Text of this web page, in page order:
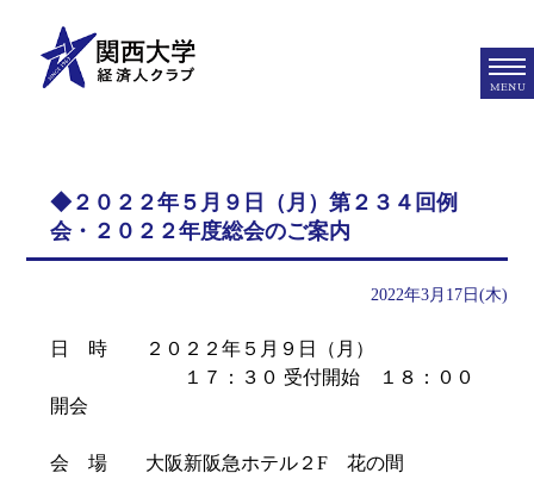
MENU
◆２０２２年５月９日（月）第２３４回例
会・２０２２年度総会のご案内
2022年3月17日(木)
日 時 ２０２２年５月９日（月）
１７：３０ 受付開始 １８：００
開会
会 場 大阪新阪急ホテル２F 花の間